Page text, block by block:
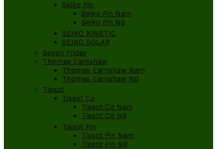
Seiko Pin
Seiko Pin Nam
Seiko Pin Nữ
SEIKO KINETIC
SEIKO SOLAR
Seven Friday
Thomas Earnshaw
Thomas Earnshaw Nam
Thomas Earnshaw Nữ
Tissot
Tissot Cơ
Tissot Cơ Nam
Tissot Cơ Nữ
Tissot Pin
Tissot Pin Nam
Tissot Pin Nữ